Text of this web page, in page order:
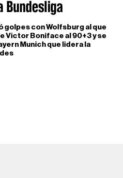
Bundesliga
golpes con Wolfsburg al que
Victor Boniface al 90+3 y se
Munich que lidera la